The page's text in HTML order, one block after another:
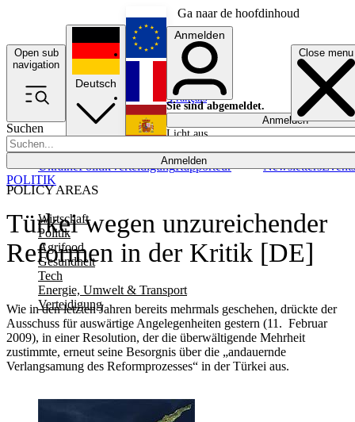
Ga naar de hoofdinhoud
Open sub
navigation
Close menu
Suchen
Anmelden
POLICY AREAS
Wirtschaft
Politik
Agrifood
Gesundheit
Tech
Energie, Umwelt & Transport
Verteidigung
UkrainePolitikVerteidigungRapporteur NewslettersEvents
Deutsch
English
Français
Anmelden
Sie sind abgemeldet.
Anmelden
Licht aus
Türkei wegen unzureichender
Reformen in der Kritik [DE]
Wie in den letzten Jahren bereits mehrmals geschehen, drückte der
Ausschuss für auswärtige Angelegenheiten gestern (11. Februar
2009), in einer Resolution, der die überwältigende Mehrheit
zustimmte, erneut seine Besorgnis über die „andauernde
Verlangsamung des Reformprozesses“ in der Türkei aus.
POLITIK